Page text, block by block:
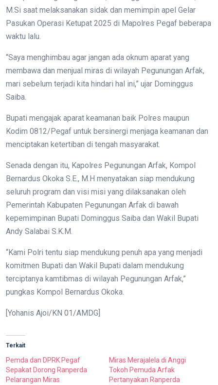
M.Si saat melaksanakan sidak dan memimpin apel Gelar
Pasukan Operasi Ketupat 2025 di Mapolres Pegaf beberapa
waktu lalu.
“Saya menghimbau agar jangan ada oknum aparat yang
membawa dan menjual miras di wilayah Pegunungan Arfak,
mari sebelum terjadi kita hindari hal ini,” ujar Dominggus
Saiba.
Bupati mengajak aparat keamanan baik Polres maupun
Kodim 0812/Pegaf untuk bersinergi menjaga keamanan dan
menciptakan ketertiban di tengah masyarakat.
Senada dengan itu, Kapolres Pegunungan Arfak, Kompol
Bernardus Okoka S.E., M.H menyatakan siap mendukung
seluruh program dan visi misi yang dilaksanakan oleh
Pemerintah Kabupaten Pegunungan Arfak di bawah
kepemimpinan Bupati Dominggus Saiba dan Wakil Bupati
Andy Salabai S.K.M.
“Kami Polri tentu siap mendukung penuh apa yang menjadi
komitmen Bupati dan Wakil Bupati dalam mendukung
terciptanya kamtibmas di wilayah Pegunungan Arfak,”
pungkas Kompol Bernardus Okoka.
[Yohanis Ajoi/KN 01/AMDG]
Terkait
Pemda dan DPRK Pegaf
Sepakat Dorong Ranperda
Pelarangan Miras
Miras Merajalela di Anggi
Tokoh Pemuda Arfak
Pertanyakan Ranperda